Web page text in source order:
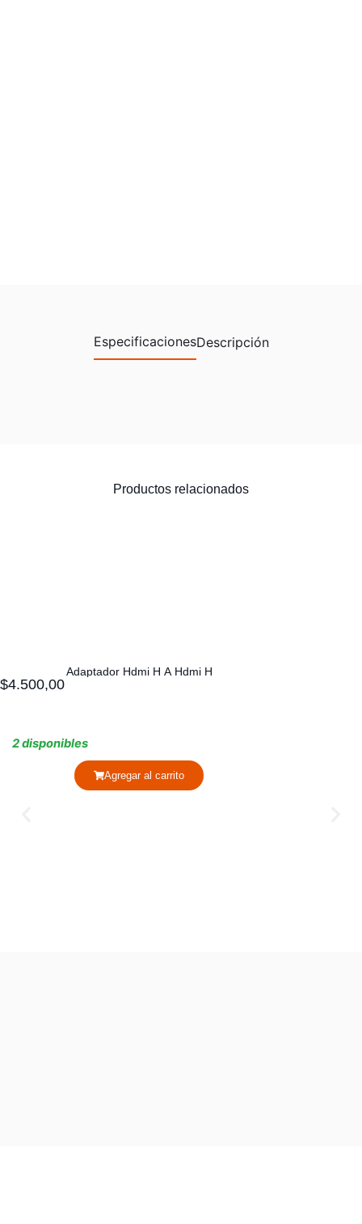
EspecificacionesDescripción
Productos relacionados
Adaptador Hdmi H A Hdmi H
$4.500,00
2 disponibles
Agregar al carrito